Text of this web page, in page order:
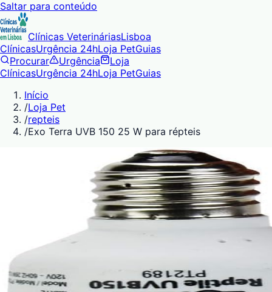
Saltar para conteúdo
Clínicas VeterináriasLisboa
ClínicasUrgência 24hLoja PetGuias
Procurar
Urgência
Loja
ClínicasUrgência 24hLoja PetGuias
Início
/Loja Pet
/repteis
/Exo Terra UVB 150 25 W para répteis